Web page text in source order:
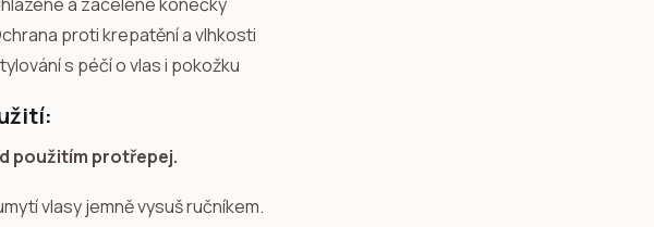
proti krepatění a vlhkosti
s péčí o vlas i pokožku
použitím protřepej.
vlasy jemně vysuš ručníkem.